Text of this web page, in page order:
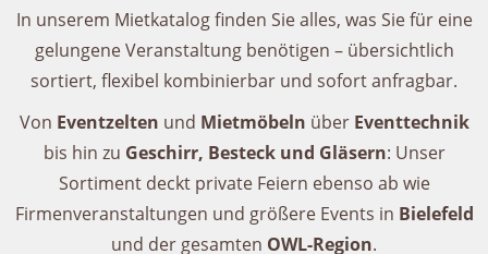
In unserem Mietkatalog finden Sie alles, was Sie für eine
gelungene Veranstaltung benötigen – übersichtlich
sortiert, flexibel kombinierbar und sofort anfragbar.
Von Eventzelten und Mietmöbeln über Eventtechnik
bis hin zu Geschirr, Besteck und Gläsern: Unser
Sortiment deckt private Feiern ebenso ab wie
Firmenveranstaltungen und größere Events in Bielefeld
und der gesamten OWL-Region.